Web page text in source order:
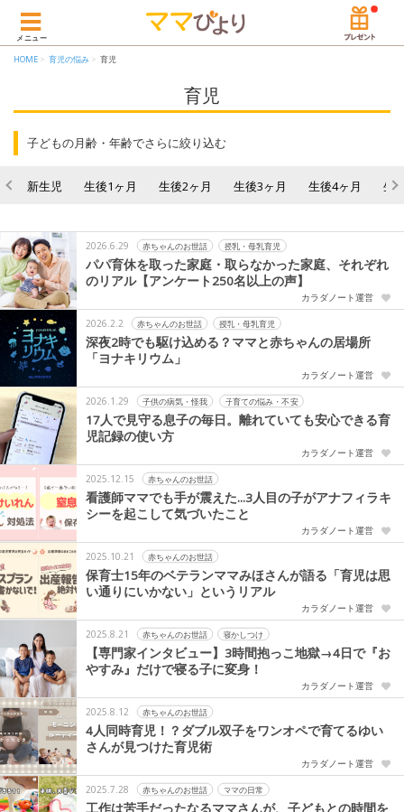
メニュー
HOME 育児の悩み 育児
育児
子どもの月齢・年齢でさらに絞り込む
新生児 生後1ヶ月 生後2ヶ月 生後3ヶ月 生後4ヶ月 生
2026.6.29 赤ちゃんのお世話 授乳・母乳育児
パパ育休を取った家庭・取らなかった家庭、それぞれ
のリアル【アンケート250名以上の声】
カラダノート運営
2026.2.2 赤ちゃんのお世話 授乳・母乳育児
深夜2時でも駆け込める？ママと赤ちゃんの居場所
「ヨナキリウム」
カラダノート運営
2026.1.29 子供の病気・怪我 子育ての悩み・不安
17人で見守る息子の毎日。離れていても安心できる育
児記録の使い方
カラダノート運営
2025.12.15 赤ちゃんのお世話
看護師ママでも手が震えた...3人目の子がアナフィラキ
シーを起こして気づいたこと
カラダノート運営
2025.10.21 赤ちゃんのお世話
保育士15年のベテランママみほさんが語る「育児は思
い通りにいかない」というリアル
カラダノート運営
2025.8.21 赤ちゃんのお世話 寝かしつけ
【専門家インタビュー】3時間抱っこ地獄→4日で『お
やすみ』だけで寝る子に変身！
カラダノート運営
2025.8.12 赤ちゃんのお世話
4人同時育児！？ダブル双子をワンオペで育てるゆい
さんが見つけた育児術
カラダノート運営
2025.7.28 赤ちゃんのお世話 ママの日常
工作は苦手だったなるママさんが、子どもとの時間を